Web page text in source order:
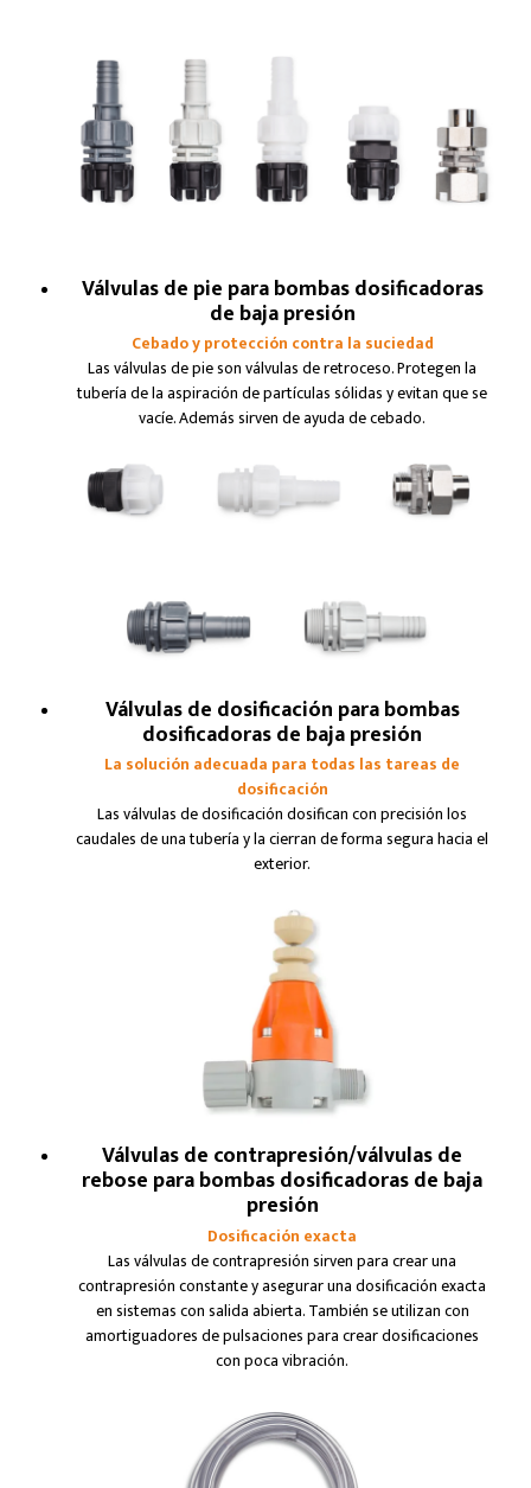
Válvulas de pie para bombas dosificadoras
de baja presión
Cebado y protección contra la suciedad
Las válvulas de pie son válvulas de retroceso. Protegen la
tubería de la aspiración de partículas sólidas y evitan que se
vacíe. Además sirven de ayuda de cebado.
Válvulas de dosificación para bombas
dosificadoras de baja presión
La solución adecuada para todas las tareas de
dosificación
Las válvulas de dosificación dosifican con precisión los
caudales de una tubería y la cierran de forma segura hacia el
exterior.
Válvulas de contrapresión/válvulas de
rebose para bombas dosificadoras de baja
presión
Dosificación exacta
Las válvulas de contrapresión sirven para crear una
contrapresión constante y asegurar una dosificación exacta
en sistemas con salida abierta. También se utilizan con
amortiguadores de pulsaciones para crear dosificaciones
con poca vibración.